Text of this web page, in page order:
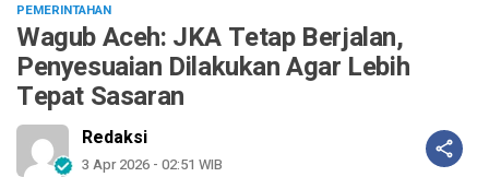
PEMERINTAHAN
Wagub Aceh: JKA Tetap Berjalan,
Penyesuaian Dilakukan Agar Lebih
Tepat Sasaran
Redaksi
3 Apr 2026 - 02:51 WIB